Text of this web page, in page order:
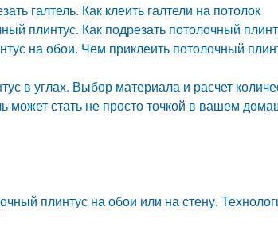
галтель. Как клеить галтели на потолок
плинтус. Как подрезать потолочный
на обои. Чем приклеить потолочный
в углах. Выбор материала и расчет
может стать не просто точкой в вашем
плинтус на обои или на стену.